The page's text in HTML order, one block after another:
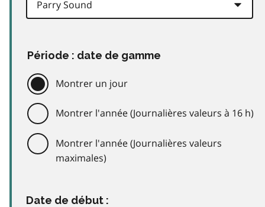
Période : date de gamme
Montrer un jour
Montrer l'année (Journalières valeurs à 16 h)
Montrer l'année (Journalières valeurs
maximales)
Date de début :